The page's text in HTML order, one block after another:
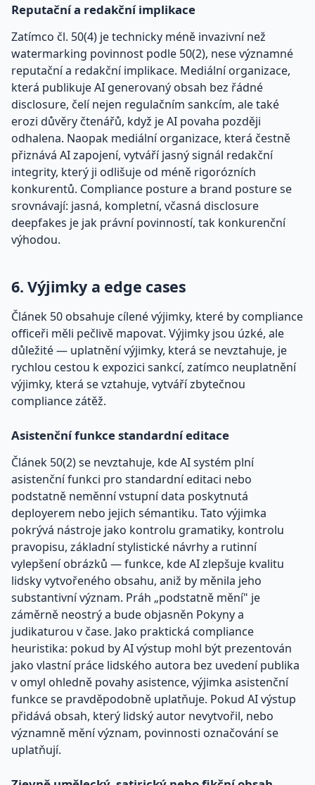
Reputační a redakční implikace
Zatímco čl. 50(4) je technicky méně invazivní než
watermarking povinnost podle 50(2), nese významné
reputační a redakční implikace. Mediální organizace,
která publikuje AI generovaný obsah bez řádné
disclosure, čelí nejen regulačním sankcím, ale také
erozi důvěry čtenářů, když je AI povaha později
odhalena. Naopak mediální organizace, která čestně
přiznává AI zapojení, vytváří jasný signál redakční
integrity, který ji odlišuje od méně rigorózních
konkurentů. Compliance posture a brand posture se
srovnávají: jasná, kompletní, včasná disclosure
deepfakes je jak právní povinností, tak konkurenční
výhodou.
6. Výjimky a edge cases
Článek 50 obsahuje cílené výjimky, které by compliance
officeři měli pečlivě mapovat. Výjimky jsou úzké, ale
důležité — uplatnění výjimky, která se nevztahuje, je
rychlou cestou k expozici sankcí, zatímco neuplatnění
výjimky, která se vztahuje, vytváří zbytečnou
compliance zátěž.
Asistenční funkce standardní editace
Článek 50(2) se nevztahuje, kde AI systém plní
asistenční funkci pro standardní editaci nebo
podstatně neměnní vstupní data poskytnutá
deployerem nebo jejich sémantiku. Tato výjimka
pokrývá nástroje jako kontrolu gramatiky, kontrolu
pravopisu, základní stylistické návrhy a rutinní
vylepšení obrázků — funkce, kde AI zlepšuje kvalitu
lidsky vytvořeného obsahu, aniž by měnila jeho
substantivní význam. Práh „podstatně mění" je
záměrně neostrý a bude objasněn Pokyny a
judikaturou v čase. Jako praktická compliance
heuristika: pokud by AI výstup mohl být prezentován
jako vlastní práce lidského autora bez uvedení publika
v omyl ohledně povahy asistence, výjimka asistenční
funkce se pravděpodobně uplatňuje. Pokud AI výstup
přidává obsah, který lidský autor nevytvořil, nebo
významně mění význam, povinnosti označování se
uplatňují.